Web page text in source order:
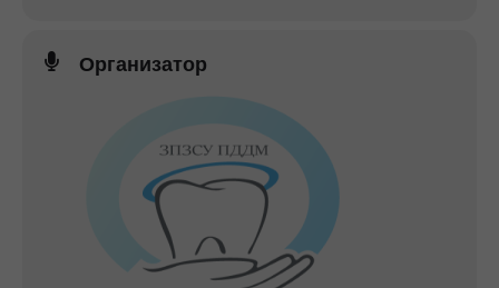
Организатор